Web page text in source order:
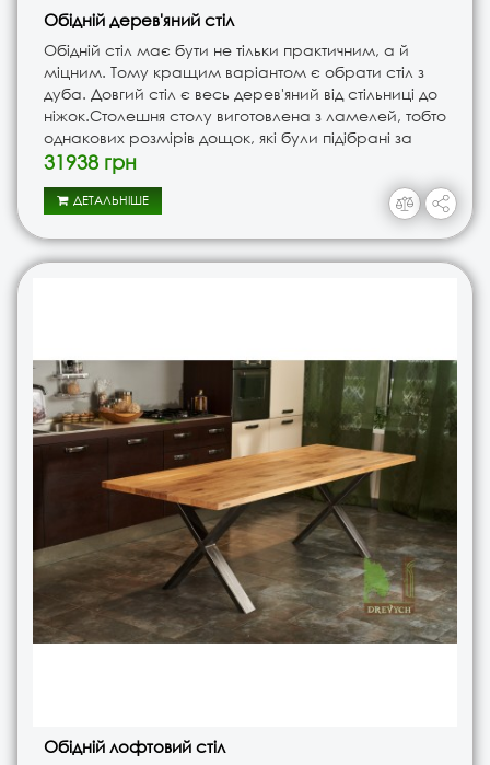
Обідній дерев'яний стіл
Обідній стіл має бути не тільки практичним, а й
міцним. Тому кращим варіантом є обрати стіл з
дуба. Довгий стіл є весь дерев'яний від стільниці до
ніжок.Столешня столу виготовлена з ламелей, тобто
однакових розмірів дощок, які були підібрані за
текстурою та кольором. Покрили столешницю
31938 грн
ДЕТАЛЬНІШЕ
Обідній лофтовий стіл